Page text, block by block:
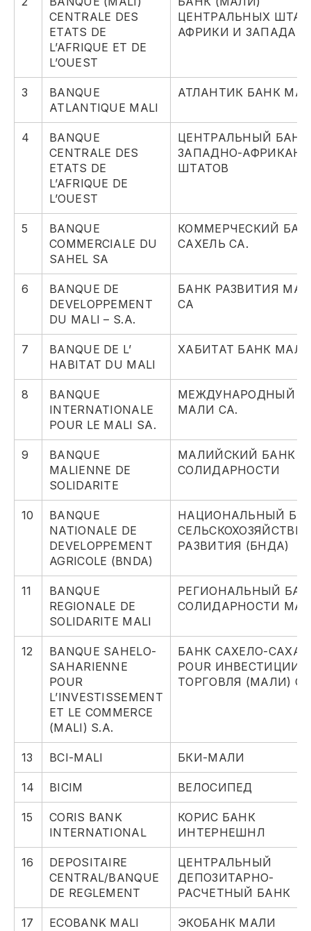
CENTRALE DES
ETATS DE
L’AFRIQUE ET DE
L’OUEST
ЦЕНТРАЛЬНЫХ
АФРИКИ И ЗАПАДА
3
BANQUE
ATLANTIQUE MALI
АТЛАНТИК БАНК
4
BANQUE
CENTRALE DES
ETATS DE
L’AFRIQUE DE
L’OUEST
ЦЕНТРАЛЬНЫЙ БАНК
ЗАПАДНО-
ШТАТОВ
5
BANQUE
COMMERCIALE DU
SAHEL SA
КОММЕРЧЕСКИЙ
САХЕЛЬ СА.
6
BANQUE DE
DEVELOPPEMENT
DU MALI – S.A.
БАНК РАЗВИТИЯ
СА
7
BANQUE DE L’
HABITAT DU MALI
ХАБИТАТ БАНК
8
BANQUE
INTERNATIONALE
POUR LE MALI SA.
МЕЖДУНАРОДНЫЙ
МАЛИ СА.
9
BANQUE
MALIENNE DE
SOLIDARITE
МАЛИЙСКИЙ БАНК
СОЛИДАРНОСТИ
10
BANQUE
NATIONALE DE
DEVELOPPEMENT
AGRICOLE (BNDA)
НАЦИОНАЛЬНЫЙ
РАЗВИТИЯ (БНДА)
11
BANQUE
REGIONALE DE
SOLIDARITE MALI
РЕГИОНАЛЬНЫЙ
СОЛИДАРНОСТИ
12
BANQUE SAHELO-
SAHARIENNE
POUR
L’INVESTISSEMENT
ET LE COMMERCE
(MALI) S.A.
БАНК САХЕЛО-
POUR ИНВЕСТИЦИИ
ТОРГОВЛЯ (МАЛИ) СА
13 BCI-MALI БКИ-МАЛИ
14 BICIM ВЕЛОСИПЕД
15
CORIS BANK
INTERNATIONAL
КОРИС БАНК
ИНТЕРНЕШНЛ
16
DEPOSITAIRE
CENTRAL/BANQUE
DE REGLEMENT
ЦЕНТРАЛЬНЫЙ
ДЕПОЗИТАРНО-
РАСЧЕТНЫЙ БАНК
17 ECOBANK MALI ЭКОБАНК МАЛИ